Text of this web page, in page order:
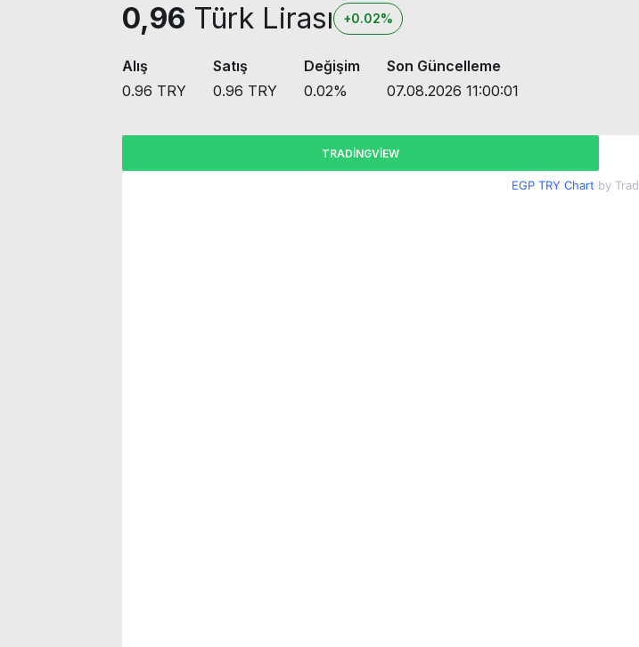
0,96 Türk Lirası +0.02%
Alış
0.96 TRY
Satış
0.96 TRY
Değişim
0.02%
Son Güncelleme
07.08.2026 11:00:01
TRADINGVIEW
EGP TRY Chart by